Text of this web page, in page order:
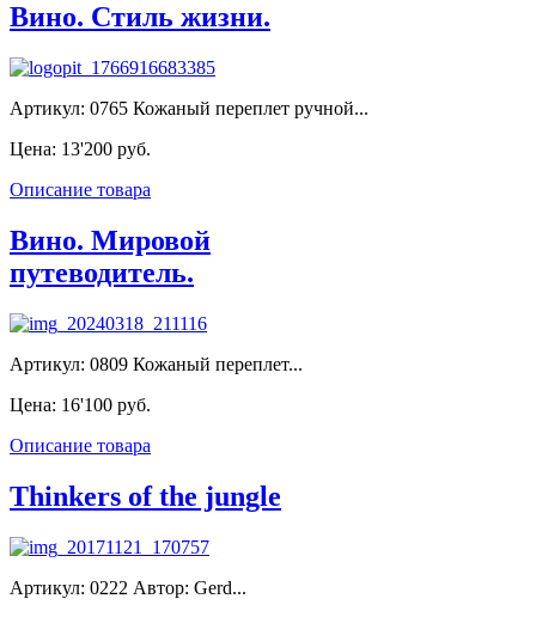
Вино. Стиль жизни.
Артикул: 0765 Кожаный переплет ручной...
Цена: 13'200 руб.
Описание товара
Вино. Мировой
путеводитель.
Артикул: 0809 Кожаный переплет...
Цена: 16'100 руб.
Описание товара
Thinkers of the jungle
Артикул: 0222 Автор: Gerd...